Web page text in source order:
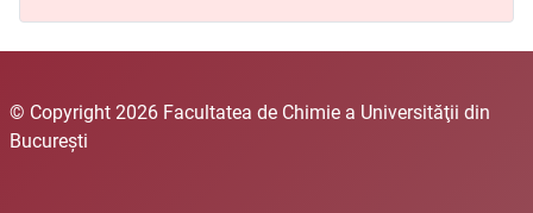
© Copyright 2026 Facultatea de Chimie a Universităţii din
Bucureşti